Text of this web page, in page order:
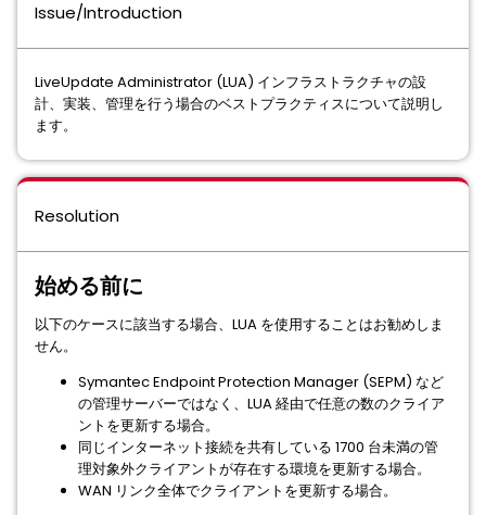
Issue/Introduction
LiveUpdate Administrator (LUA) インフラストラクチャの設
計、実装、管理を行う場合のベストプラクティスについて説明し
ます。
Resolution
始める前に
以下のケースに該当する場合、LUA を使用することはお勧めしま
せん。
Symantec Endpoint Protection Manager (SEPM) など
の管理サーバーではなく、LUA 経由で任意の数のクライア
ントを更新する場合。
同じインターネット接続を共有している 1700 台未満の管
理対象外クライアントが存在する環境を更新する場合。
WAN リンク全体でクライアントを更新する場合。